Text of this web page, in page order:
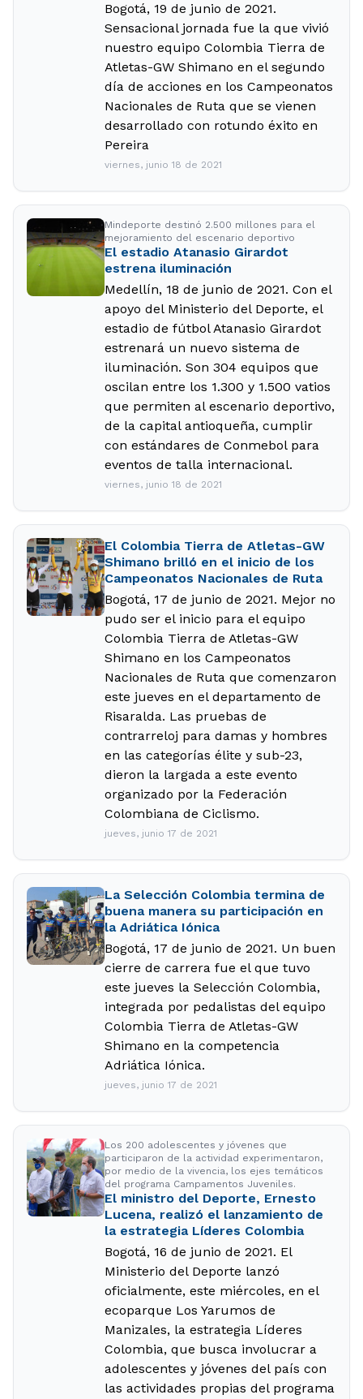
Bogotá, 19 de junio de 2021.
Sensacional jornada fue la que vivió
nuestro equipo Colombia Tierra de
Atletas-GW Shimano en el segundo
día de acciones en los Campeonatos
Nacionales de Ruta que se vienen
desarrollado con rotundo éxito en
Pereira
viernes, junio 18 de 2021
Mindeporte destinó 2.500 millones para el
mejoramiento del escenario deportivo
El estadio Atanasio Girardot
estrena iluminación
Medellín, 18 de junio de 2021. Con el
apoyo del Ministerio del Deporte, el
estadio de fútbol Atanasio Girardot
estrenará un nuevo sistema de
iluminación. Son 304 equipos que
oscilan entre los 1.300 y 1.500 vatios
que permiten al escenario deportivo,
de la capital antioqueña, cumplir
con estándares de Conmebol para
eventos de talla internacional.
viernes, junio 18 de 2021
El Colombia Tierra de Atletas-GW
Shimano brilló en el inicio de los
Campeonatos Nacionales de Ruta
Bogotá, 17 de junio de 2021. Mejor no
pudo ser el inicio para el equipo
Colombia Tierra de Atletas-GW
Shimano en los Campeonatos
Nacionales de Ruta que comenzaron
este jueves en el departamento de
Risaralda. Las pruebas de
contrarreloj para damas y hombres
en las categorías élite y sub-23,
dieron la largada a este evento
organizado por la Federación
Colombiana de Ciclismo.
jueves, junio 17 de 2021
La Selección Colombia termina de
buena manera su participación en
la Adriática Iónica
Bogotá, 17 de junio de 2021. Un buen
cierre de carrera fue el que tuvo
este jueves la Selección Colombia,
integrada por pedalistas del equipo
Colombia Tierra de Atletas-GW
Shimano en la competencia
Adriática Iónica.
jueves, junio 17 de 2021
Los 200 adolescentes y jóvenes que
participaron de la actividad experimentaron,
por medio de la vivencia, los ejes temáticos
del programa Campamentos Juveniles.
El ministro del Deporte, Ernesto
Lucena, realizó el lanzamiento de
la estrategia Líderes Colombia
Bogotá, 16 de junio de 2021. El
Ministerio del Deporte lanzó
oficialmente, este miércoles, en el
ecoparque Los Yarumos de
Manizales, la estrategia Líderes
Colombia, que busca involucrar a
adolescentes y jóvenes del país con
las actividades propias del programa